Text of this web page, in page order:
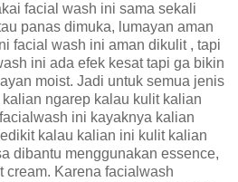
facial wash ini sama sekali
panas dimuka, lumayan aman
facial wash ini aman dikulit , tapi
ini ada efek kesat tapi ga bikin
moist. Jadi untuk semua jenis
ngarep kalau kulit kalian
ini kayaknya kalian
kalau kalian ini kulit kalian
dibantu menggunakan essence,
cream. Karena facialwash